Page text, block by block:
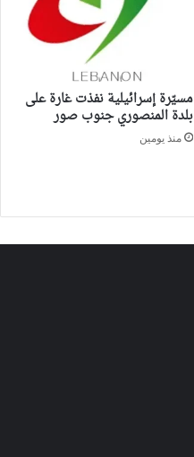
مسيّرة إسرائيلية نفذت غارة على
بلدة المنصوري جنوب صور
منذ يومين